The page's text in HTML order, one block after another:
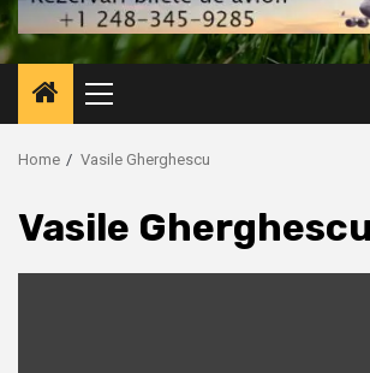
Primary
Menu
Home Vasile Gherghescu
Vasile Gherghescu